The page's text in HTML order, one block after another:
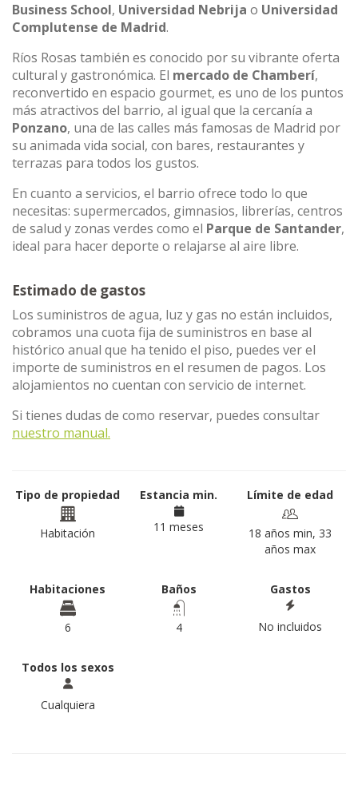
Business School, Universidad Nebrija o Universidad
Complutense de Madrid.
Ríos Rosas también es conocido por su vibrante oferta
cultural y gastronómica. El mercado de Chamberí,
reconvertido en espacio gourmet, es uno de los puntos
más atractivos del barrio, al igual que la cercanía a
Ponzano, una de las calles más famosas de Madrid por
su animada vida social, con bares, restaurantes y
terrazas para todos los gustos.
En cuanto a servicios, el barrio ofrece todo lo que
necesitas: supermercados, gimnasios, librerías, centros
de salud y zonas verdes como el Parque de Santander,
ideal para hacer deporte o relajarse al aire libre.
Estimado de gastos
Los suministros de agua, luz y gas no están incluidos,
cobramos una cuota fija de suministros en base al
histórico anual que ha tenido el piso, puedes ver el
importe de suministros en el resumen de pagos. Los
alojamientos no cuentan con servicio de internet.
Si tienes dudas de como reservar, puedes consultar
nuestro manual.
Tipo de propiedad
Habitación
Estancia min.
11 meses
Límite de edad
18 años min, 33
años max
Habitaciones
6
Baños
4
Gastos
No incluidos
Todos los sexos
Cualquiera